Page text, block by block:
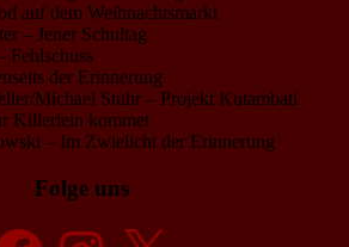
auf dem Weihnachtsmarkt
– Jener Schultag
Fehlschuss
der Erinnerung
Michael Stuhr – Projekt Kutambati
Killerlein kommet
– Im Zwielicht der Erinnerung
Folge uns
FacebookInstagramX